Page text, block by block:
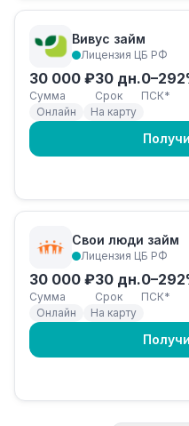
Вивус займ
Лицензия ЦБ РФ
30 000 ₽
Сумма
30 дн.
Срок
ПСК*
Онлайн
На карту
Свои люди займ
Лицензия ЦБ РФ
30 000 ₽
Сумма
30 дн.
Срок
ПСК*
Онлайн
На карту